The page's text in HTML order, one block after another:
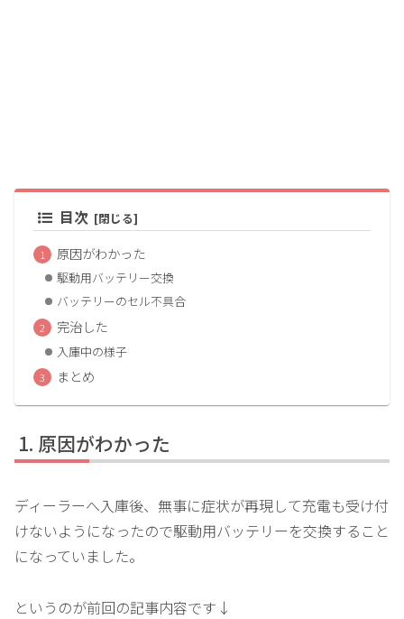
目次
原因がわかった
駆動用バッテリー交換
バッテリーのセル不具合
完治した
入庫中の様子
まとめ
原因がわかった
ディーラーへ入庫後、無事に症状が再現して充電も受け付
けないようになったので駆動用バッテリーを交換すること
になっていました。
というのが前回の記事内容です↓